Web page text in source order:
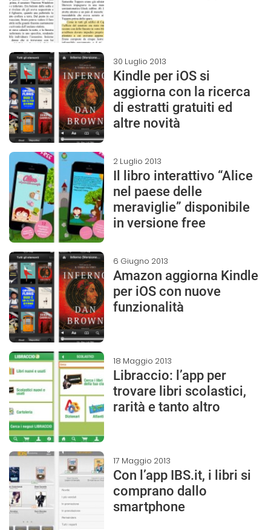
30 Luglio 2013
Kindle per iOS si
aggiorna con la ricerca
di estratti gratuiti ed
altre novità
2 Luglio 2013
Il libro interattivo “Alice
nel paese delle
meraviglie” disponibile
in versione free
6 Giugno 2013
Amazon aggiorna Kindle
per iOS con nuove
funzionalità
18 Maggio 2013
Libraccio: l’app per
trovare libri scolastici,
rarità e tanto altro
17 Maggio 2013
Con l’app IBS.it, i libri si
comprano dallo
smartphone